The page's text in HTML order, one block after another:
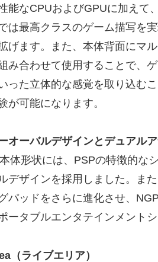
能なCPUおよびGPUに加えて
は最高クラスのゲーム描写を
げます。また、本体背面にマ
み合わせて使用することで、
った立体的な感覚を取り込む
が可能になります。
オーバルデザインとデュアル
体形状には、PSPの特徴的な
デザインを採用しました。ま
パッドをさらに進化させ、
ータブルエンタテインメント
（ライブエリア）